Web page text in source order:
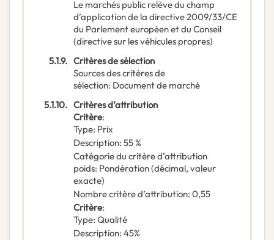
Le marchés public relève du champ
d’application de la directive 2009/33/CE
du Parlement européen et du Conseil
(directive sur les véhicules propres)
5.1.9. Critères de sélection
Sources des critères de
sélection: Document de marché
5.1.10. Critères d’attribution
Critère:
Type: Prix
Description: 55 %
Catégorie du critère d’attribution
poids: Pondération (décimal, valeur
exacte)
Nombre critère d’attribution: 0,55
Critère:
Type: Qualité
Description: 45%